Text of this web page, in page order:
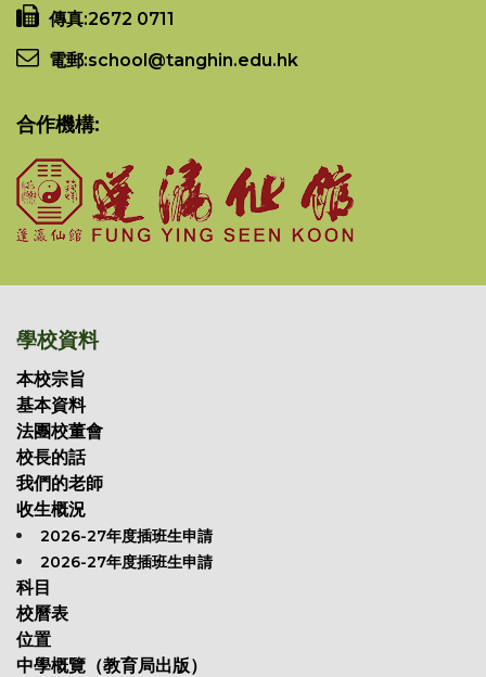
傳真:2672 0711
電郵:school@tanghin.edu.hk
合作機構:
學校資料
本校宗旨
基本資料
法團校董會
校長的話
我們的老師
收生概況
2026-27年度插班生申請
2026-27年度插班生申請
科目
校曆表
位置
中學概覽（教育局出版）